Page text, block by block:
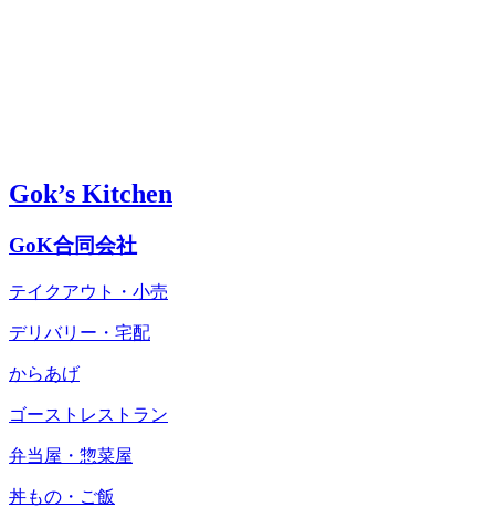
Gok’s Kitchen
GoK合同会社
テイクアウト・小売
デリバリー・宅配
からあげ
ゴーストレストラン
弁当屋・惣菜屋
丼もの・ご飯